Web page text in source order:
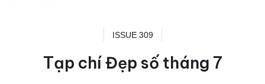
ISSUE 309
Tạp chí Đẹp số tháng 7